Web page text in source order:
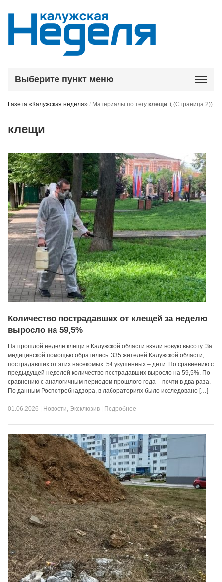
Выберите пункт меню
Газета «Калужская неделя» / Материалы по тегуклещи: ( (Страница 2))
клещи
Количество пострадавших от клещей за неделю
выросло на 59,5%
На прошлой неделе клещи в Калужской области взяли новую высоту. За
медицинской помощью обратились 335 жителей Калужской области,
пострадавших от этих насекомых. 54 укушенных – дети. По сравнению с
предыдущей неделей количество пострадавших выросло на 59,5%. По
сравнению с аналогичным периодом прошлого года – почти в два раза.
По данным Роспотребнадзора, в лабораториях было исследовано […]
01.06.2026 Новости, Эксклюзив Подробнее